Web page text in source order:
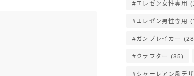
エレゼン女性専用
エレゼン男性専用
ガンブレイカー
クラフター (35)
シャーレアン風デ